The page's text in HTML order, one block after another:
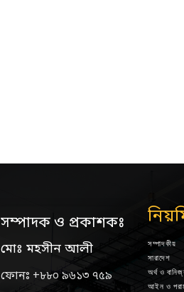
সম্পাদক ও প্রকাশকঃ
মোঃ মহসীন আলী
ফোনঃ +৮৮০ ৯৬১৩ ৭৫৯
সম্পাদকীয়
সারাদেশ
অর্থ ও
আইন ও